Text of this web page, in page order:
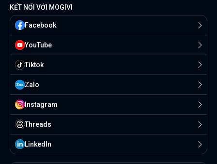
KẾT NỐI VỚI MOGIVI
Facebook
YouTube
Tiktok
Zalo
Instagram
Threads
Linkedln